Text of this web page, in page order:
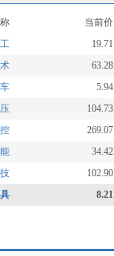
当前价
19.71
63.28
5.94
104.73
269.07
34.42
102.90
8.21